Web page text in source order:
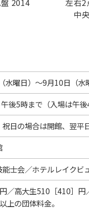
2014
左右2
中
曜日）～9月10日（水
後5時まで（入場は午後
日の場合は開館、翌平
士会／ホテルレイクビ
／高大生510［410］円
の団体料金。